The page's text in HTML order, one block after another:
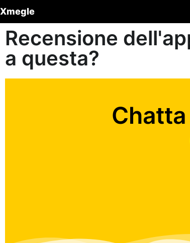
Xmegle
Recensione
a questa?